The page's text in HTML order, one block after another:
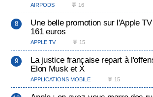
AIRPODS 💬 16
Une belle promotion sur l'Apple
161 euros
APPLE TV 💬 15
La justice française repart à
Elon Musk et X
APPLICATIONS MOBILE 💬 15